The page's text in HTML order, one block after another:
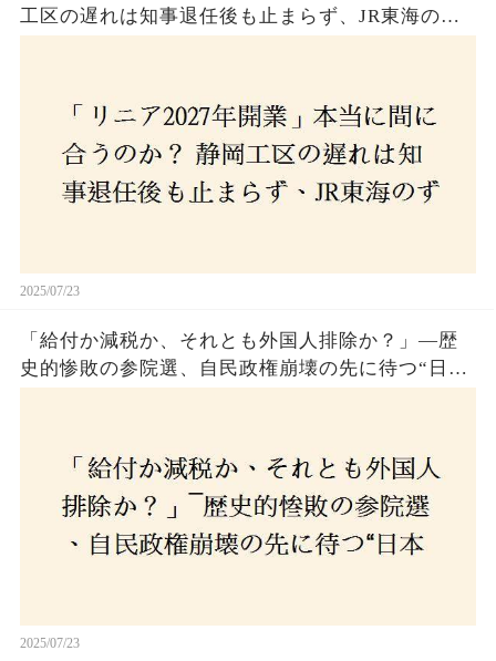
工区の遅れは知事退任後も止まらず、JR東海のず
2025/07/23
「給付か減税か、それとも外国人排除か？」―歴
史的惨敗の参院選、自民政権崩壊の先に待つ“日本
2025/07/23